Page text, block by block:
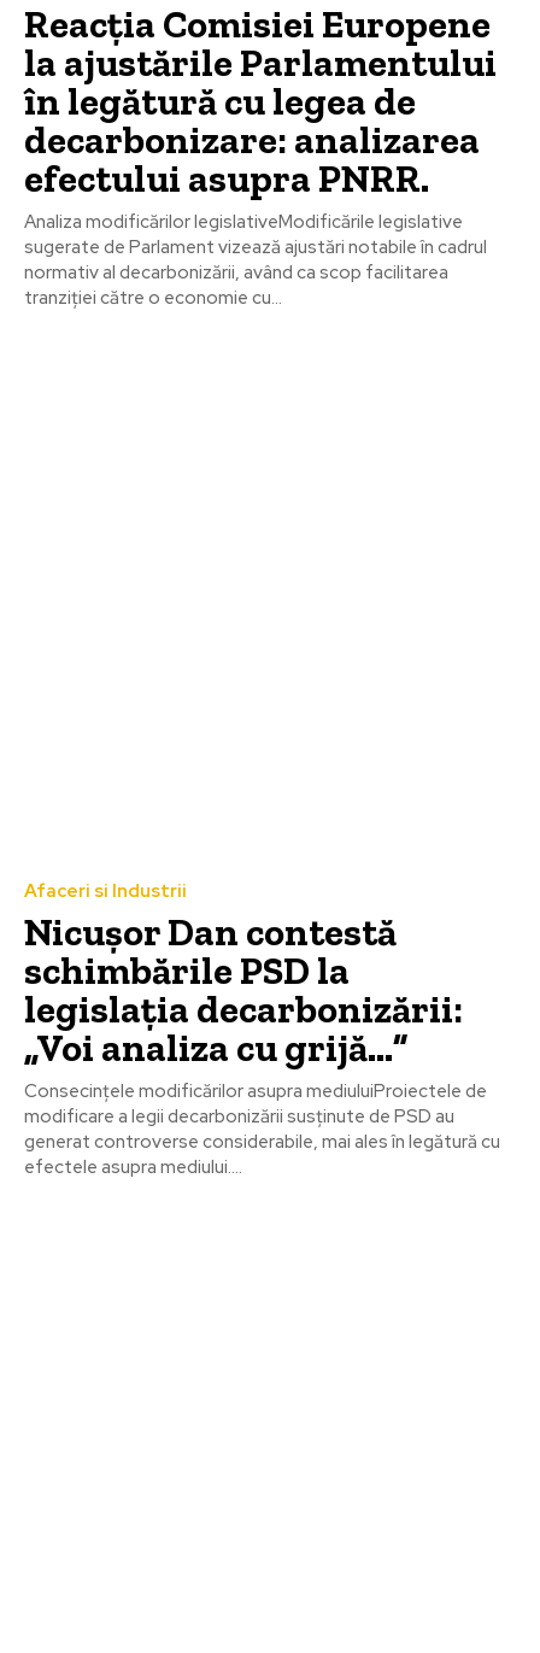
Reacția Comisiei Europene
la ajustările Parlamentului
în legătură cu legea de
decarbonizare: analizarea
efectului asupra PNRR.
Analiza modificărilor legislativeModificările legislative
sugerate de Parlament vizează ajustări notabile în cadrul
normativ al decarbonizării, având ca scop facilitarea
tranziției către o economie cu...
Afaceri si Industrii
Nicușor Dan contestă
schimbările PSD la
legislația decarbonizării:
„Voi analiza cu grijă…”
Consecințele modificărilor asupra mediuluiProiectele de
modificare a legii decarbonizării susținute de PSD au
generat controverse considerabile, mai ales în legătură cu
efectele asupra mediului....